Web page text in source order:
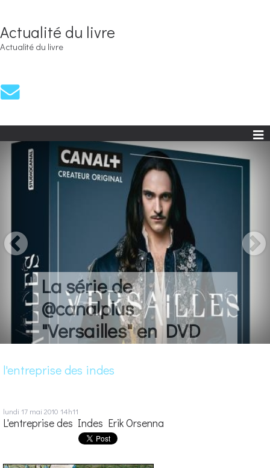
Actualité du livre
Actualité du livre
La série de
@canalplus
"Versailles" en DVD
l'entreprise des indes
lundi 17 mai 2010 14h11
L'entreprise des Indes Erik Orsenna